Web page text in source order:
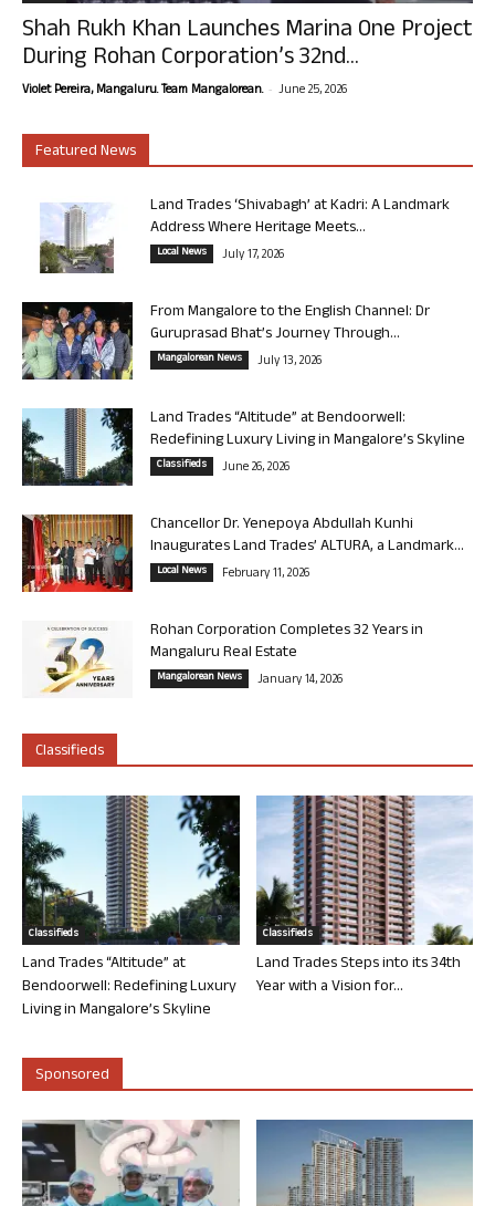
Shah Rukh Khan Launches Marina One Project
During Rohan Corporation’s 32nd...
Violet Pereira, Mangaluru. Team Mangalorean. - June 25, 2026
Featured News
Land Trades ‘Shivabagh’ at Kadri: A Landmark
Address Where Heritage Meets...
Local News July 17, 2026
From Mangalore to the English Channel: Dr
Guruprasad Bhat’s Journey Through...
Mangalorean News July 13, 2026
Land Trades “Altitude” at Bendoorwell:
Redefining Luxury Living in Mangalore’s Skyline
Classifieds June 26, 2026
Chancellor Dr. Yenepoya Abdullah Kunhi
Inaugurates Land Trades’ ALTURA, a Landmark...
Local News February 11, 2026
Rohan Corporation Completes 32 Years in
Mangaluru Real Estate
Mangalorean News January 14, 2026
Classifieds
Classifieds
Land Trades “Altitude” at
Bendoorwell: Redefining Luxury
Living in Mangalore’s Skyline
Classifieds
Land Trades Steps into its 34th
Year with a Vision for...
Sponsored